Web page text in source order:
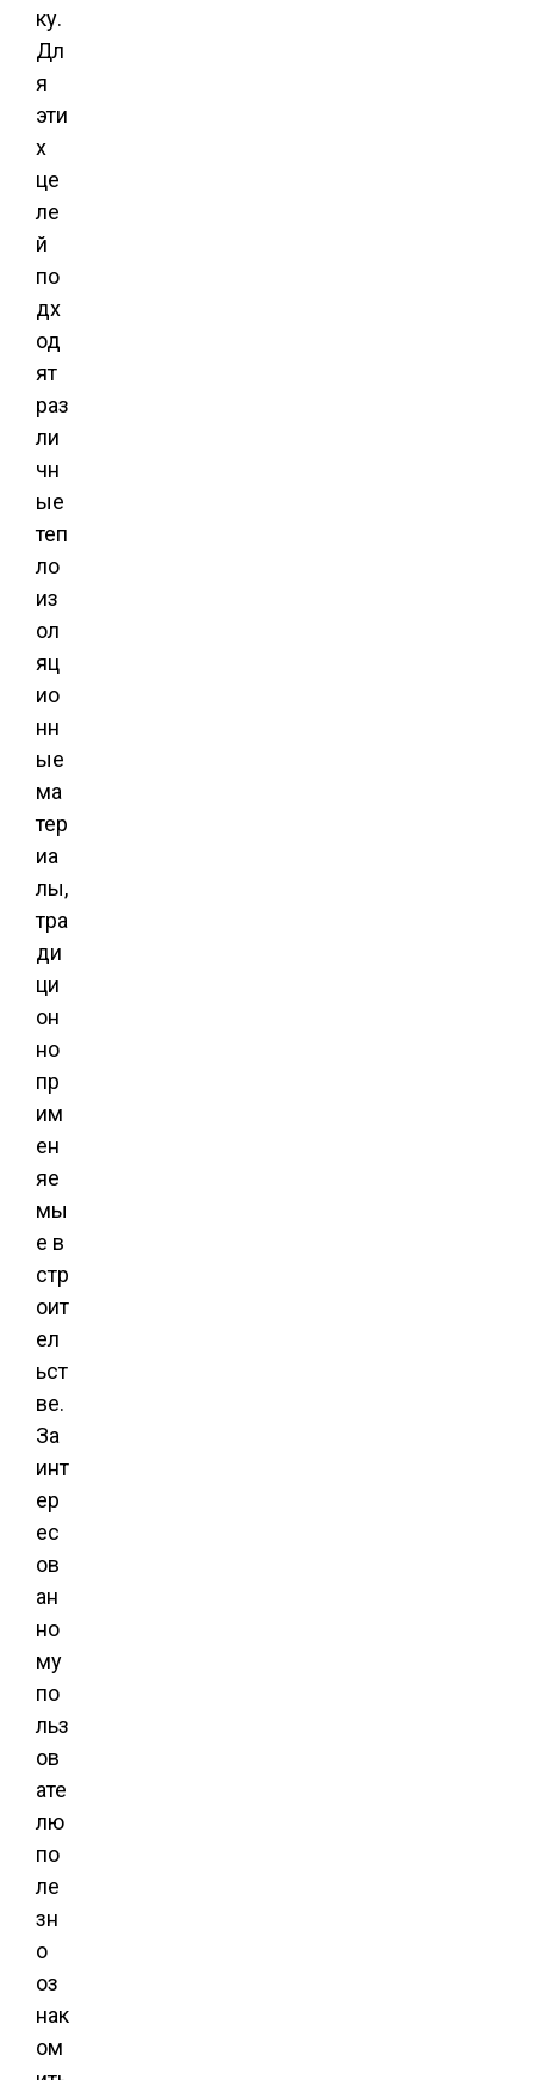
ку.
Дл
я
эти
х
це
ле
й
по
дх
од
ят
раз
ли
чн
ые
теп
ло
из
ол
яц
ио
нн
ые
ма
тер
иа
лы,
тра
ди
ци
он
но
пр
им
ен
яе
мы
е в
стр
оит
ел
ьст
ве.
За
инт
ер
ес
ов
ан
но
му
по
льз
ов
ате
лю
по
ле
зн
о
оз
нак
ом